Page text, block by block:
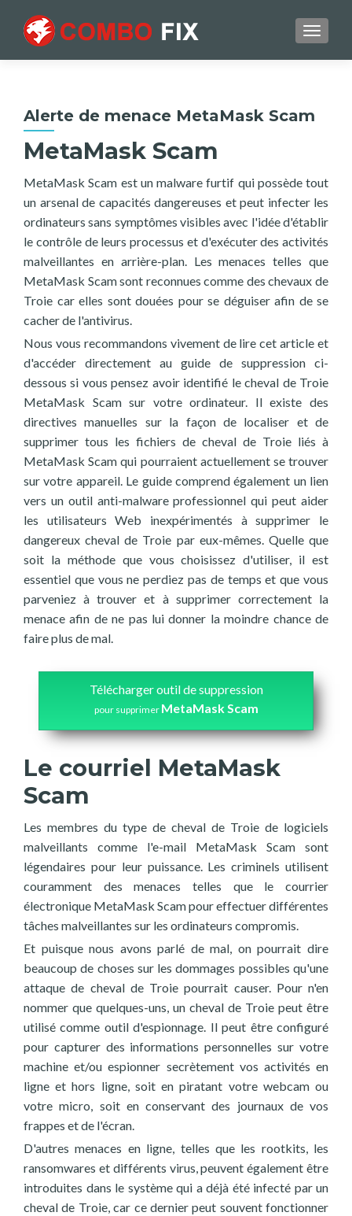
Alerte de menace MetaMask Scam
MetaMask Scam
MetaMask Scam est un malware furtif qui possède tout
un arsenal de capacités dangereuses et peut infecter les
ordinateurs sans symptômes visibles avec l'idée d'établir
le contrôle de leurs processus et d'exécuter des activités
malveillantes en arrière-plan. Les menaces telles que
MetaMask Scam sont reconnues comme des chevaux de
Troie car elles sont douées pour se déguiser afin de se
cacher de l'antivirus.
Nous vous recommandons vivement de lire cet article et
d'accéder directement au guide de suppression ci-
dessous si vous pensez avoir identifié le cheval de Troie
MetaMask Scam sur votre ordinateur. Il existe des
directives manuelles sur la façon de localiser et de
supprimer tous les fichiers de cheval de Troie liés à
MetaMask Scam qui pourraient actuellement se trouver
sur votre appareil. Le guide comprend également un lien
vers un outil anti-malware professionnel qui peut aider
les utilisateurs Web inexpérimentés à supprimer le
dangereux cheval de Troie par eux-mêmes. Quelle que
soit la méthode que vous choisissez d'utiliser, il est
essentiel que vous ne perdiez pas de temps et que vous
parveniez à trouver et à supprimer correctement la
menace afin de ne pas lui donner la moindre chance de
faire plus de mal.
Télécharger outil de suppression
pour supprimer MetaMask Scam
Le courriel MetaMask
Scam
Les membres du type de cheval de Troie de logiciels
malveillants comme l'e-mail MetaMask Scam sont
légendaires pour leur puissance. Les criminels utilisent
couramment des menaces telles que le courrier
électronique MetaMask Scam pour effectuer différentes
tâches malveillantes sur les ordinateurs compromis.
Et puisque nous avons parlé de mal, on pourrait dire
beaucoup de choses sur les dommages possibles qu'une
attaque de cheval de Troie pourrait causer. Pour n'en
nommer que quelques-uns, un cheval de Troie peut être
utilisé comme outil d'espionnage. Il peut être configuré
pour capturer des informations personnelles sur votre
machine et/ou espionner secrètement vos activités en
ligne et hors ligne, soit en piratant votre webcam ou
votre micro, soit en conservant des journaux de vos
frappes et de l'écran.
D'autres menaces en ligne, telles que les rootkits, les
ransomwares et différents virus, peuvent également être
introduites dans le système qui a déjà été infecté par un
cheval de Troie, car ce dernier peut souvent fonctionner